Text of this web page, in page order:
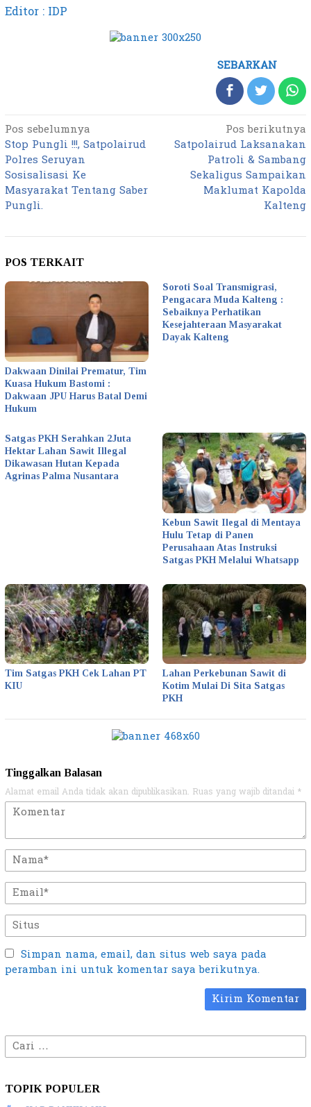
Editor : IDP
SEBARKAN
Navigasi
pos
Pos sebelumnya
Stop Pungli !!!, Satpolairud
Polres Seruyan
Sosisalisasi Ke
Masyarakat Tentang Saber
Pungli.
Pos berikutnya
Satpolairud Laksanakan
Patroli & Sambang
Sekaligus Sampaikan
Maklumat Kapolda
Kalteng
POS TERKAIT
Dakwaan Dinilai Prematur, Tim
Kuasa Hukum Bastomi :
Dakwaan JPU Harus Batal Demi
Hukum
Soroti Soal Transmigrasi,
Pengacara Muda Kalteng :
Sebaiknya Perhatikan
Kesejahteraan Masyarakat
Dayak Kalteng
Satgas PKH Serahkan 2Juta
Hektar Lahan Sawit Illegal
Dikawasan Hutan Kepada
Agrinas Palma Nusantara
Kebun Sawit Ilegal di Mentaya
Hulu Tetap di Panen
Perusahaan Atas Instruksi
Satgas PKH Melalui Whatsapp
Tim Satgas PKH Cek Lahan PT
KIU
Lahan Perkebunan Sawit di
Kotim Mulai Di Sita Satgas
PKH
Tinggalkan Balasan
Alamat email Anda tidak akan dipublikasikan. Ruas yang wajib ditandai *
Simpan nama, email, dan situs web saya pada
peramban ini untuk komentar saya berikutnya.
Cari
untuk:
TOPIK POPULER